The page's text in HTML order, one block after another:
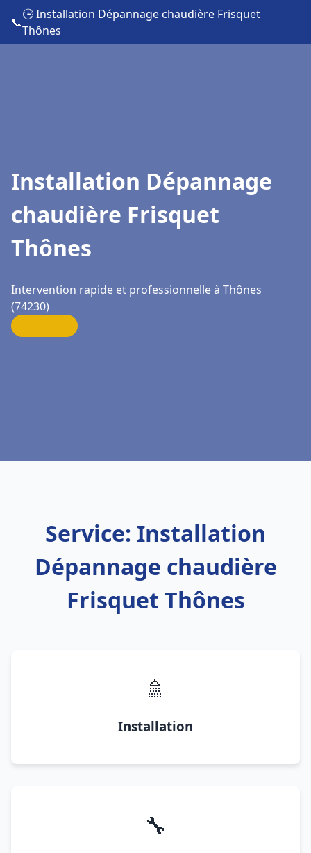
📞
🕒 Installation Dépannage chaudière Frisquet
Thônes
Installation Dépannage
chaudière Frisquet
Thônes
Intervention rapide et professionnelle à Thônes
(74230)
Service: Installation
Dépannage chaudière
Frisquet Thônes
🚿
Installation
🔧